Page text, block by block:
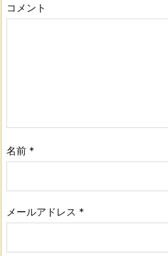
コメント
名前 *
メールアドレス *